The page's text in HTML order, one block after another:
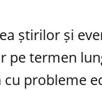
știrilor și
termen
probleme